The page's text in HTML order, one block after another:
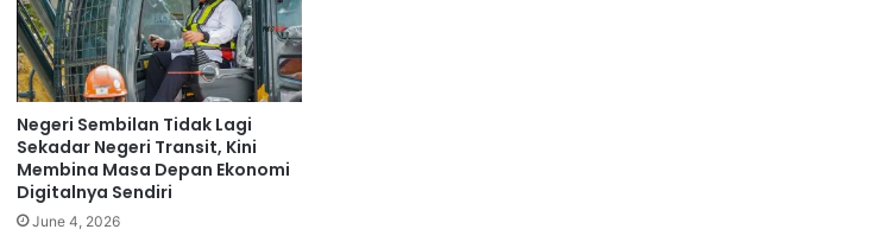
Negeri Sembilan Tidak Lagi
Sekadar Negeri Transit, Kini
Membina Masa Depan Ekonomi
Digitalnya Sendiri
June 4, 2026